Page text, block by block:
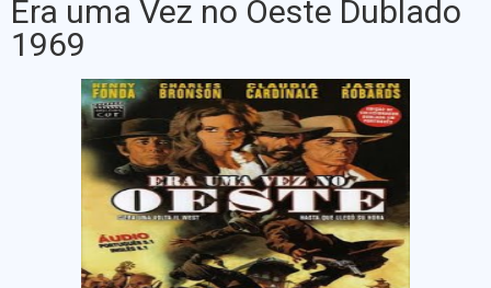
Era uma Vez no Oeste Dublado
1969